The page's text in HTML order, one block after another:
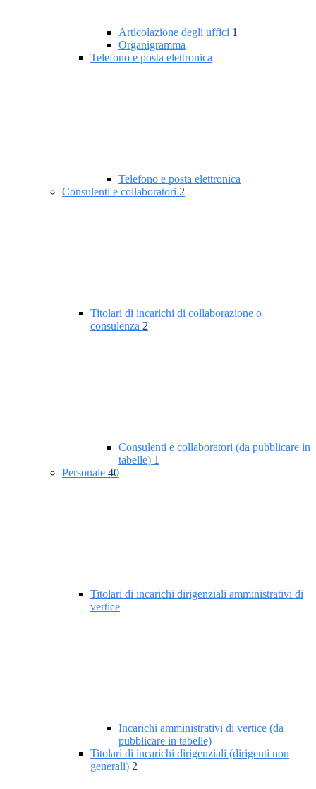
Articolazione degli uffici 1
Organigramma
Telefono e posta elettronica
Telefono e posta elettronica
Consulenti e collaboratori 2
Titolari di incarichi di collaborazione o
consulenza 2
Consulenti e collaboratori (da pubblicare in
tabelle) 1
Personale 40
Titolari di incarichi dirigenziali amministrativi di
vertice
Incarichi amministrativi di vertice (da
pubblicare in tabelle)
Titolari di incarichi dirigenziali (dirigenti non
generali) 2